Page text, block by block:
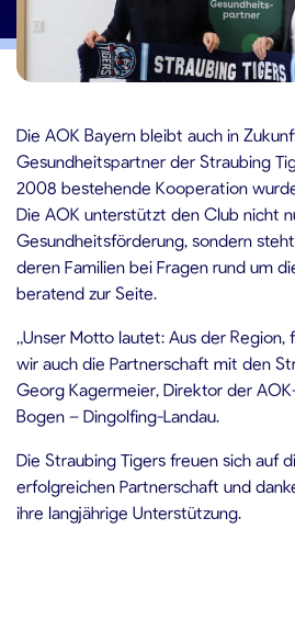
Die AOK Bayern bleibt auch in
Gesundheitspartner der Straubing
2008 bestehende Kooperation
Die AOK unterstützt den Club nicht
Gesundheitsförderung, sondern
deren Familien bei Fragen rund um
beratend zur Seite.
„Unser Motto lautet: Aus der Region,
wir auch die Partnerschaft mit den
Georg Kagermeier, Direktor der
Bogen – Dingolfing-Landau.
Die Straubing Tigers freuen sich auf
erfolgreichen Partnerschaft und
ihre langjährige Unterstützung.